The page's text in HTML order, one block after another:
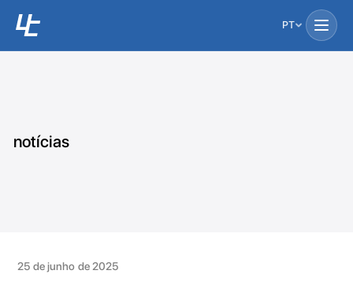
PT
notícias
25 de junho de 2025